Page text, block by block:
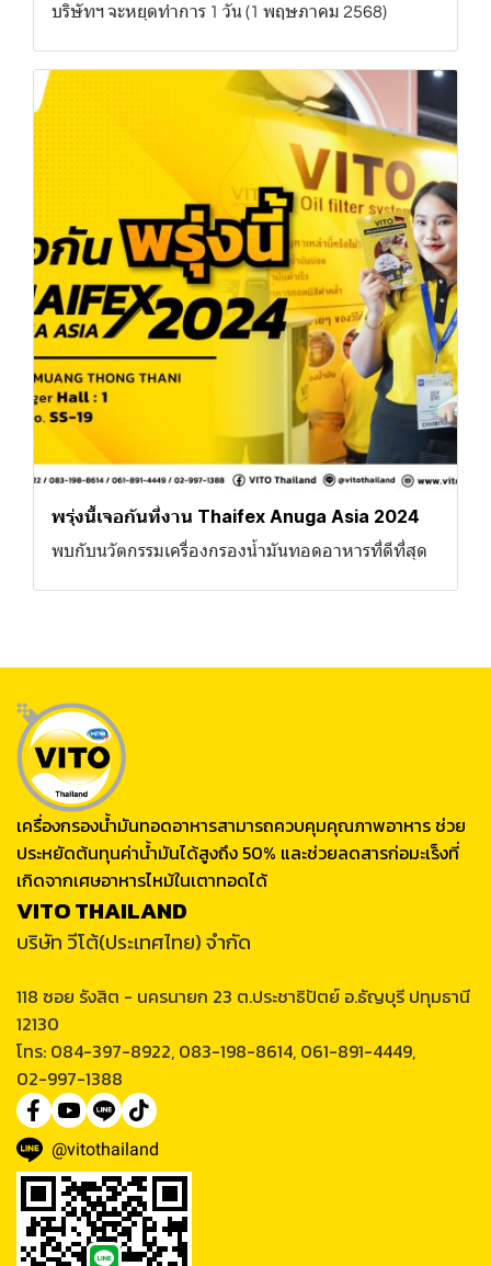
บริษัทฯ จะหยุดทำการ 1 วัน (1 พฤษภาคม 2568)
พรุ่งนี้เจอกันที่งาน Thaifex Anuga Asia 2024
พบกับนวัตกรรมเครื่องกรองน้ำมันทอดอาหารที่ดีที่สุด
เครื่องกรองน้ำมันทอดอาหารสามารถควบคุมคุณภาพอาหาร ช่วย
ประหยัดต้นทุนค่าน้ำมันได้สูงถึง 50% และช่วยลดสารก่อมะเร็งที่
เกิดจากเศษอาหารไหม้ในเตาทอดได้
VITO THAILAND
บริษัท วีโต้(ประเทศไทย) จำกัด
118 ซอย รังสิต - นครนายก 23 ต.ประชาธิปัตย์ อ.ธัญบุรี ปทุมธานี
12130
โทร: 084-397-8922, 083-198-8614, 061-891-4449,
02-997-1388
@vitothailand